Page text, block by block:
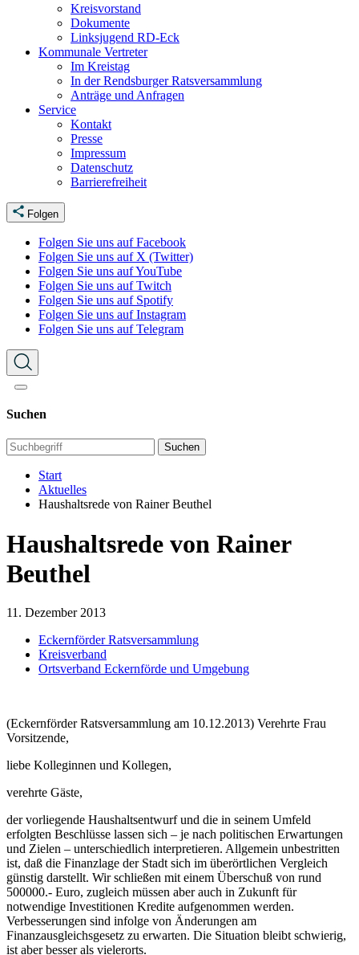
Kreisvorstand
Dokumente
Linksjugend RD-Eck
Kommunale Vertreter
Im Kreistag
In der Rendsburger Ratsversammlung
Anträge und Anfragen
Service
Kontakt
Presse
Impressum
Datenschutz
Barrierefreiheit
Folgen
Folgen Sie uns auf Facebook
Folgen Sie uns auf X (Twitter)
Folgen Sie uns auf YouTube
Folgen Sie uns auf Twitch
Folgen Sie uns auf Spotify
Folgen Sie uns auf Instagram
Folgen Sie uns auf Telegram
Suchen
Suchen
Start
Aktuelles
Haushaltsrede von Rainer Beuthel
Haushaltsrede von Rainer
Beuthel
11. Dezember 2013
Eckernförder Ratsversammlung
Kreisverband
Ortsverband Eckernförde und Umgebung
(Eckernförder Ratsversammlung am 10.12.2013) Verehrte Frau
Vorsitzende,
liebe Kolleginnen und Kollegen,
verehrte Gäste,
der vorliegende Haushaltsentwurf und die in seinem Umfeld
erfolgten Beschlüsse lassen sich – je nach politischen Erwartungen
und Zielen – unterschiedlich interpretieren. Allgemein unbestritten
ist, daß die Finanzlage der Stadt sich im überörtlichen Vergleich
günstig darstellt. Wir schließen mit einem Überschuß von rund
500000.- Euro, zugleich müssen aber auch in Zukunft für
notwendige Investitionen Kredite aufgenommen werden.
Verbesserungen sind infolge von Änderungen am
Finanzausgleichsgesetz zu erwarten. Die Situation bleibt schwierig,
ist aber besser als vielerorts.